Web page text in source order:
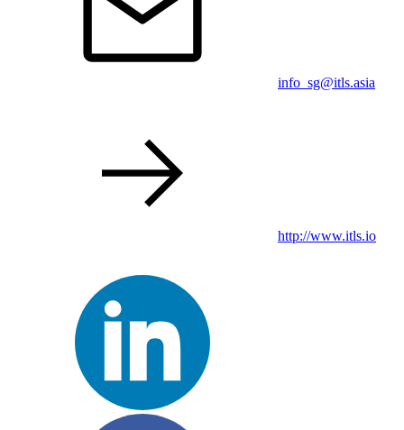
info_sg@itls.asia
http://www.itls.io